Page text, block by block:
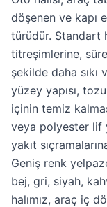
döşenen ve kapı
türüdür. Standart
titreşimlerine,
şekilde daha
yüzey yapısı,
içinin temiz
veya polyester lif
yakıt
Geniş renk
bej, gri, siyah,
halımız, araç iç